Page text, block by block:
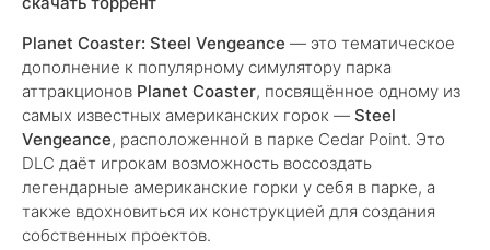
Planet Coaster: Steel Vengeance — это тематическое
дополнение к популярному симулятору парка
аттракционов Planet Coaster, посвящённое одному из
самых известных американских горок — Steel
Vengeance, расположенной в парке Cedar Point. Это
DLC даёт игрокам возможность воссоздать
легендарные американские горки у себя в парке, а
также вдохновиться их конструкцией для создания
собственных проектов.